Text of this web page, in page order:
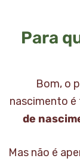
Para
Bom, o
nascimento é
de
Mas não é